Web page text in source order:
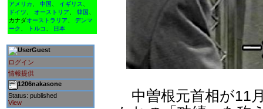
アメリカ 中国 イギリス
ドイツ
オーストリア 韓国
カナダオーストラリア
デンマ
ーク
トルコ 日本
Guest
ログイン
情報提供
1206nakasone
Status: published
View
中曽根元首相が11